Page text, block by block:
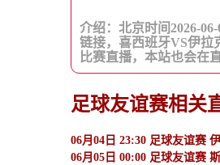
介绍：北京时间2026-
链接，喜西班牙VS伊拉
比赛直播，本站也会在
足球友谊赛相关
06月04日 23:30 足球友谊赛
06月05日 00:00 足球友谊赛